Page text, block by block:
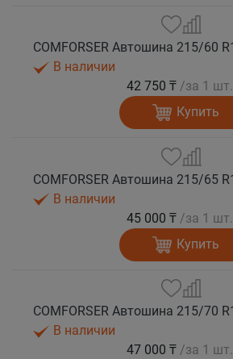
В наличии
42 750 ₸ /за 1 шт.
Купить
В наличии
45 000 ₸ /за 1 шт.
Купить
В наличии
47 000 ₸ /за 1 шт.